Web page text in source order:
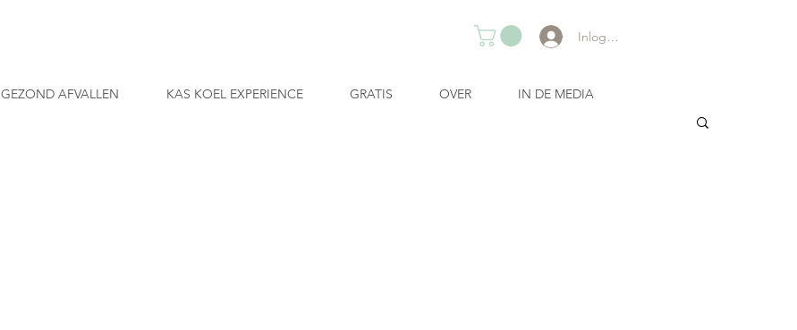
Inloggen
GEZOND AFVALLEN KAS KOEL EXPERIENCE GRATIS OVER IN DE MEDIA